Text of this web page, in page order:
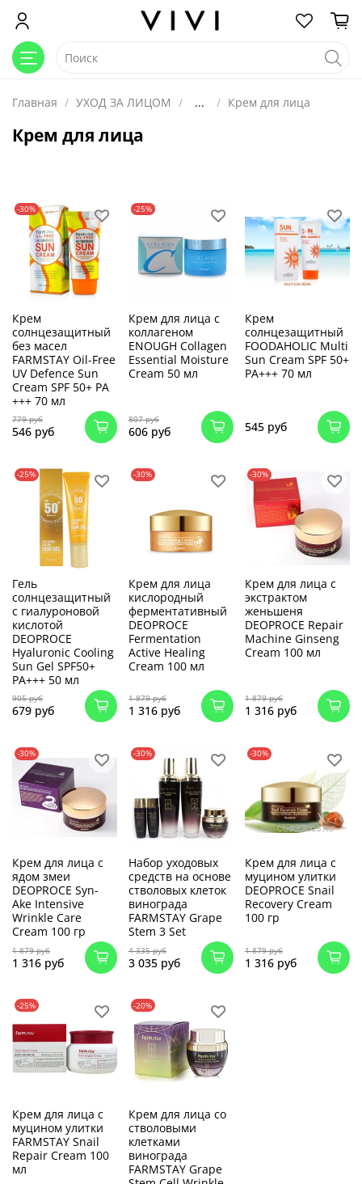
Главная УХОД ЗА ЛИЦОМ ... Крем для лица
Крем для лица
-30%
Крем
солнцезащитный
без масел
FARMSTAY Oil-Free
UV Defence Sun
Cream SPF 50+ PA
+++ 70 мл
779 руб
546 руб
-25%
Крем для лица с
коллагеном
ENOUGH Collagen
Essential Moisture
Cream 50 мл
807 руб
606 руб
Крем
солнцезащитный
FOODAHOLIC Multi
Sun Cream SPF 50+
PA+++ 70 мл
545 руб
-25%
Гель
солнцезащитный
с гиалуроновой
кислотой
DEOPROCE
Hyaluronic Cooling
Sun Gel SPF50+
PA+++ 50 мл
905 руб
679 руб
-30%
Крем для лица
кислородный
ферментативный
DEOPROCE
Fermentation
Active Healing
Cream 100 мл
1 879 руб
1 316 руб
-30%
Крем для лица с
экстрактом
женьшеня
DEOPROCE Repair
Machine Ginseng
Cream 100 мл
1 879 руб
1 316 руб
-30%
Крем для лица с
ядом змеи
DEOPROCE Syn-
Ake Intensive
Wrinkle Care
Cream 100 гр
1 879 руб
1 316 руб
-30%
Набор уходовых
средств на основе
стволовых клеток
винограда
FARMSTAY Grape
Stem 3 Set
4 335 руб
3 035 руб
-30%
Крем для лица с
муцином улитки
DEOPROCE Snail
Recovery Cream
100 гр
1 879 руб
1 316 руб
-25%
Крем для лица с
муцином улитки
FARMSTAY Snail
Repair Cream 100
мл
-20%
Крем для лица со
стволовыми
клетками
винограда
FARMSTAY Grape